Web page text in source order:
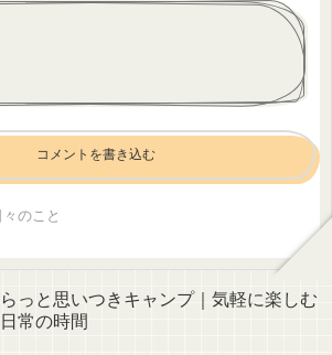
コメントを書き込む
々のこと
っと思いつきキャンプ｜気軽に楽しむ
常の時間